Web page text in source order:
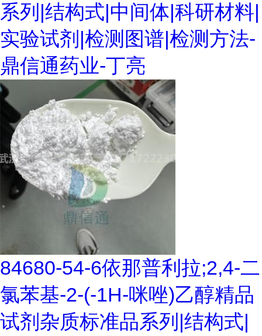
系列|结构式|中间体|科研材料|
实验试剂|检测图谱|检测方法-
鼎信通药业-丁亮
84680-54-6依那普利拉;2,4-二
氯苯基-2-(-1H-咪唑)乙醇精品
试剂杂质标准品系列|结构式|